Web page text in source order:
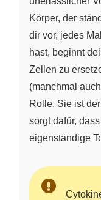
Körper, der
dir vor, jedes
hast, beginnt
Zellen zu
(manchmal auch
Rolle. Sie ist
sorgt dafür,
eigenständige